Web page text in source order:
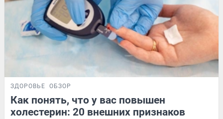
ЗДОРОВЬЕ ОБЗОР
Как понять, что у вас повышен
холестерин: 20 внешних признаков